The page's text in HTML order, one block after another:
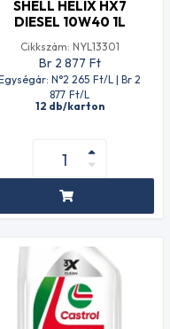
SHELL HELIX HX7
DIESEL 10W40 1L
Cikkszám: NYL13301
Br 2 877 Ft
N°2 265 Ft/L | Br 2
877 Ft/L
12 db/karton